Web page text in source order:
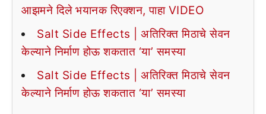
आझमने दिले भयानक रिएक्शन, पाहा VIDEO
Salt Side Effects | अतिरिक्त मिठाचे सेवन
केल्याने निर्माण होऊ शकतात ‘या’ समस्या
Salt Side Effects | अतिरिक्त मिठाचे सेवन
केल्याने निर्माण होऊ शकतात ‘या’ समस्या